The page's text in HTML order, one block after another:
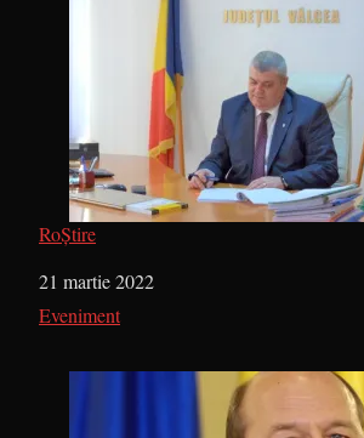
RoȘtire
Dată
21 martie 2022
În legătură cu
Eveniment